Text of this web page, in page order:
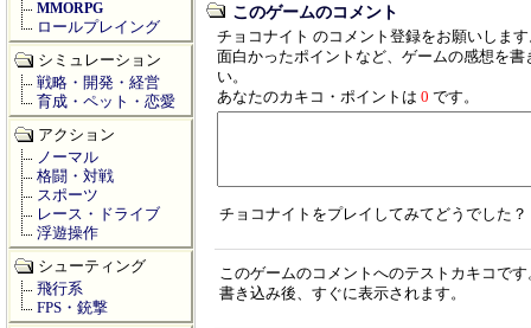
このゲームのコメント
チョコナイト のコメント登録をお願いしま
面白かったポイントなど、ゲームの感想を書
い。
あなたのカキコ・ポイントは 0 です。
チョコナイトをプレイしてみてどうでした？
このゲームのコメントへのテストカキコです
書き込み後、すぐに表示されます。
MMORPG
ロールプレイング
シミュレーション
戦略・開発・経営
育成・ペット・恋愛
アクション
ノーマル
格闘・対戦
スポーツ
レース・ドライブ
浮遊操作
シューティング
飛行系
FPS・銃撃